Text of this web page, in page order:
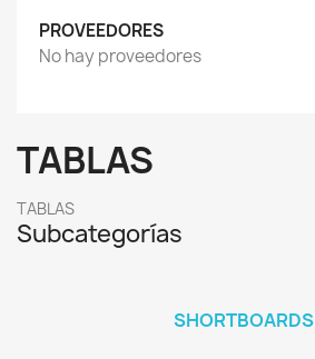
PROVEEDORES
No hay proveedores
TABLAS
TABLAS
Subcategorías
SHORTBOARDS